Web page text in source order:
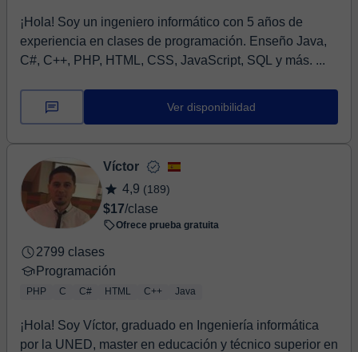
¡Hola! Soy un ingeniero informático con 5 años de
experiencia en clases de programación. Enseño Java,
C#, C++, PHP, HTML, CSS, JavaScript, SQL y más. ...
Ver disponibilidad
Víctor
4,9 (189)
$17/clase
Ofrece prueba gratuita
2799 clases
Programación
PHP C C# HTML C++ Java
¡Hola! Soy Víctor, graduado en Ingeniería informática
por la UNED, master en educación y técnico superior en